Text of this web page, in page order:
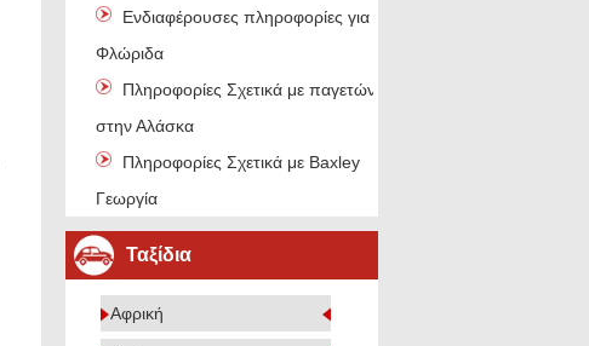
Ενδιαφέρουσες πληροφορίες για τη
Φλώριδα
Πληροφορίες Σχετικά με παγετώνες
στην Αλάσκα
Πληροφορίες Σχετικά με Baxley
Γεωργία
Ταξίδια
Αφρική